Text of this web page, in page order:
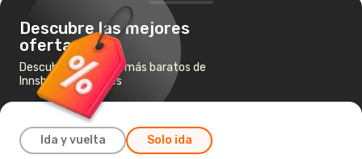
Descubre las mejores
ofertas
Descubre los vuelos más baratos de
Innsbruck a Londres
Ida y vuelta Solo ida